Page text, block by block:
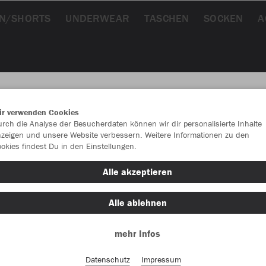
SHORTS UNDERWEAR TASCHEN SOCKEN
sportroyal
verwenden Cookies
die Analyse der Besucherdaten können wir dir personalisierte Inhalte
und unsere Website verbessern. Weitere Informationen zu den
findest Du in den Einstellungen.
Alle akzeptieren
Alle ablehnen
mehr Infos
Datenschutz Impressum